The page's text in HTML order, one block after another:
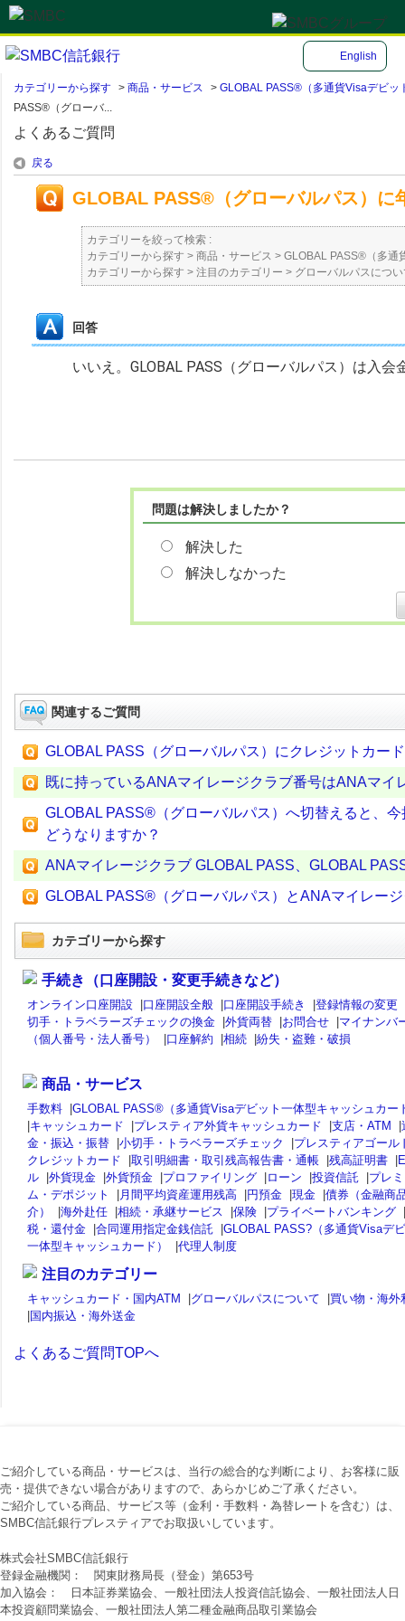
English
カテゴリーから探す > 商品・サービス > GLOBAL PASS®（多通貨Visaデビッ
PASS®（グローバ...
よくあるご質問
戻る
GLOBAL PASS®（グローバルパス）に
カテゴリーを絞って検索 :
カテゴリーから探す > 商品・サービス > GLOBAL PASS®（多通
カテゴリーから探す > 注目のカテゴリー > グローバルパスにつ
回答
いいえ。GLOBAL PASS（グローバルパス）は入
問題は解決しましたか？
解決した
解決しなかった
関連するご質問
GLOBAL PASS（グローバルパス）にクレジットカー
既に持っているANAマイレージクラブ番号はANAマ
GLOBAL PASS®（グローバルパス）へ切替えると、
どうなりますか？
ANAマイレージクラブ GLOBAL PASS、GLOBAL
GLOBAL PASS®（グローバルパス）とANAマイレー
カテゴリーから探す
手続き（口座開設・変更手続きなど）
オンライン口座開設 |口座開設全般 |口座開設手続き |登録情報の変更
切手・トラベラーズチェックの換金 |外貨両替 |お問合せ |マイナンバ
（個人番号・法人番号）
|口座解約 |相続 |紛失・盗難・破損
商品・サービス
手数料 |GLOBAL PASS®（多通貨Visaデビット一体型キャッシュカー
|キャッシュカード |プレスティア外貨キャッシュカード |支店・ATM |
金・振込・振替 |小切手・トラベラーズチェック |プレスティアゴール
クレジットカード
|取引明細書・取引残高報告書・通帳 |残高証明書 |
ル |外貨現金 |外貨預金 |プロファイリング |ローン |投資信託 |プレ
ム・デポジット
| 月間平均資産運用残高 |円預金 |現金 |債券（金融商
介）
|海外赴任 |相続・承継サービス |保険 |プライベートバンキング |
税・還付金 |合同運用指定金銭信託 |GLOBAL PASS?（多通貨Visaデ
一体型キャッシュカード）
|代理人制度
注目のカテゴリー
キャッシュカード・国内ATM |グローバルパスについて |買い物・海外
|国内振込・海外送金
よくあるご質問TOPへ
ご紹介している商品・サービスは、当行の総合的な判断により、お客様に販
売・提供できない場合がありますので、あらかじめご了承ください。
ご紹介している商品、サービス等（金利・手数料・為替レートを含む）は、
SMBC信託銀行プレスティアでお取扱いしています。
株式会社SMBC信託銀行
登録金融機関： 関東財務局長（登金）第653号
加入協会： 日本証券業協会、一般社団法人投資信託協会、一般社団法人日
本投資顧問業協会、一般社団法人第二種金融商品取引業協会